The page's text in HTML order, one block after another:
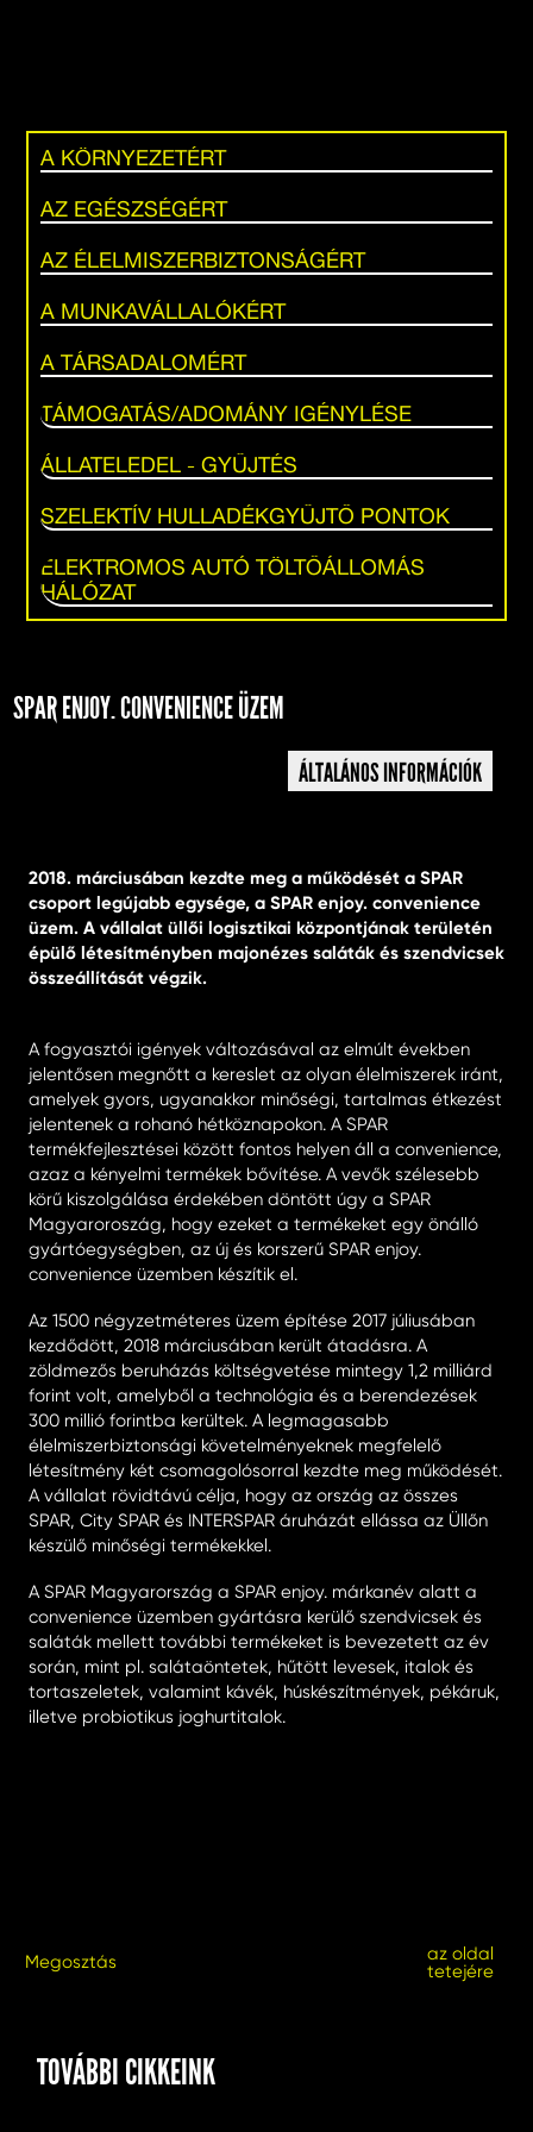
A KÖRNYEZETÉRT
AZ EGÉSZSÉGÉRT
AZ ÉLELMISZERBIZTONSÁGÉRT
A MUNKAVÁLLALÓKÉRT
A TÁRSADALOMÉRT
TÁMOGATÁS/ADOMÁNY IGÉNYLÉSE
ÁLLATELEDEL - GYŰJTÉS
SZELEKTÍV HULLADÉKGYŰJTŐ PONTOK
ELEKTROMOS AUTÓ TÖLTŐÁLLOMÁS
HÁLÓZAT
SPAR ENJOY. CONVENIENCE ÜZEM
ÁLTALÁNOS INFORMÁCIÓK
2018. márciusában kezdte meg a működését a SPAR
csoport legújabb egysége, a SPAR enjoy. convenience
üzem. A vállalat üllői logisztikai központjának területén
épülő létesítményben majonézes saláták és szendvicsek
összeállítását végzik.
A fogyasztói igények változásával az elmúlt években
jelentősen megnőtt a kereslet az olyan élelmiszerek iránt,
amelyek gyors, ugyanakkor minőségi, tartalmas étkezést
jelentenek a rohanó hétköznapokon. A SPAR
termékfejlesztései között fontos helyen áll a convenience,
azaz a kényelmi termékek bővítése. A vevők szélesebb
körű kiszolgálása érdekében döntött úgy a SPAR
Magyaroroszág, hogy ezeket a termékeket egy önálló
gyártóegységben, az új és korszerű SPAR enjoy.
convenience üzemben készítik el.
Az 1500 négyzetméteres üzem építése 2017 júliusában
kezdődött, 2018 márciusában került átadásra. A
zöldmezős beruházás költségvetése mintegy 1,2 milliárd
forint volt, amelyből a technológia és a berendezések
300 millió forintba kerültek. A legmagasabb
élelmiszerbiztonsági követelményeknek megfelelő
létesítmény két csomagolósorral kezdte meg működését.
A vállalat rövidtávú célja, hogy az ország az összes
SPAR, City SPAR és INTERSPAR áruházát ellássa az Üllőn
készülő minőségi termékekkel.
A SPAR Magyarország a SPAR enjoy. márkanév alatt a
convenience üzemben gyártásra kerülő szendvicsek és
saláták mellett további termékeket is bevezetett az év
során, mint pl. salátaöntetek, hűtött levesek, italok és
tortaszeletek, valamint kávék, húskészítmények, pékáruk,
illetve probiotikus joghurtitalok.
Megosztás
az oldal
tetejére
TOVÁBBI CIKKEINK